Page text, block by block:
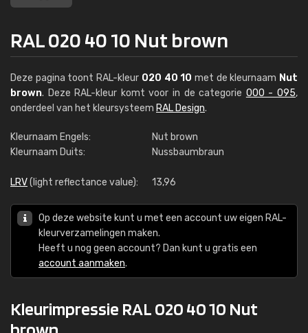
RAL 020 40 10 Nut brown
Deze pagina toont RAL-kleur 020 40 10 met de kleurnaam Nut
brown. Deze RAL-kleur komt voor in de categorie 000 - 095,
onderdeel van het kleursysteem RAL Design.
Kleurnaam Engels:
Nut brown
Kleurnaam Duits:
Nussbaumbraun
LRV(light reflectance value): 13,96
Op deze website kunt u met een account uw eigen RAL-
kleurverzamelingen maken.
Heeft u nog geen account? Dan kunt u gratis een
account aanmaken.
Kleurimpressie RAL 020 40 10 Nut